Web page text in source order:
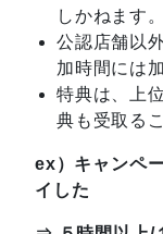
しかねます
公認店舗以
加時間には
特典は、上
典も受取る
ex）キャンペ
イした